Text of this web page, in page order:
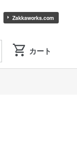
Zakkaworks.com